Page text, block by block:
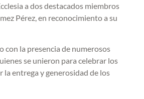
a dos destacados miembros
Pérez, en reconocimiento a su
con la presencia de numerosos
se unieron para celebrar los
entrega y generosidad de los